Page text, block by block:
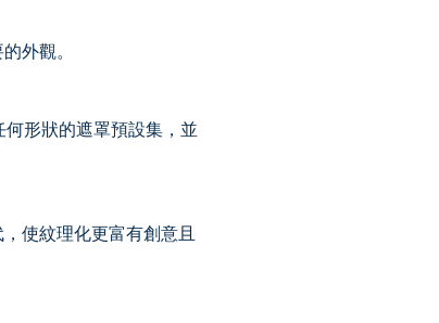
外觀。
形狀的遮罩預設集，並
使紋理化更富有創意且